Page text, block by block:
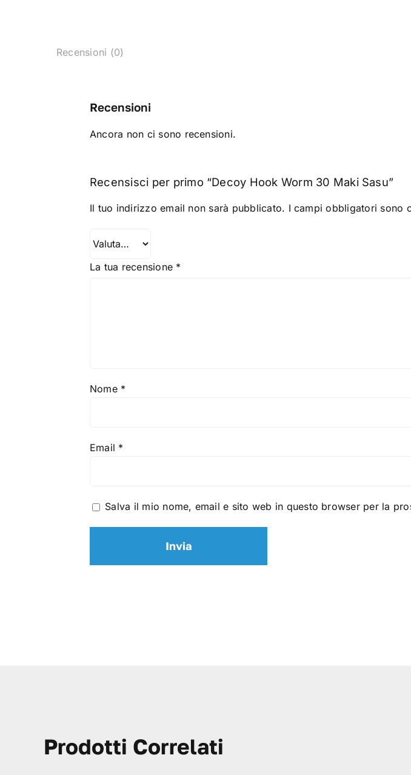
Recensioni (0)
Recensioni
Ancora non ci sono recensioni.
Recensisci per primo “Decoy Hook Worm 30 Maki Sasu”
Il tuo indirizzo email non sarà pubblicato. I campi obbligatori sono
La tua recensione *
Nome *
Email *
Salva il mio nome, email e sito web in questo browser per la
Prodotti Correlati